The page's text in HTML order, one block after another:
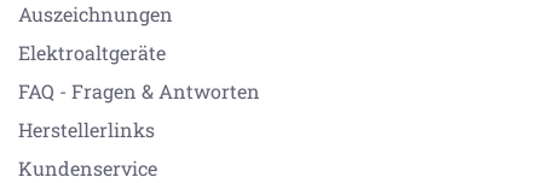
Auszeichnungen
Elektroaltgeräte
FAQ - Fragen & Antworten
Herstellerlinks
Kundenservice